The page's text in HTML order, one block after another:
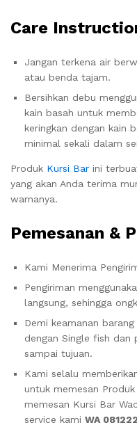
Care
Jangan terkena air
atau benda tajam.
Bersihkan debu
kain basah untuk
keringkan dengan kain
minimal sekali dalam
Produk Kursi Bar ini
yang akan Anda terima
warnanya.
Pemesanan &
Kami Menerima
Pengiriman
langsung, sehingga
Demi keamanan
dengan Single fish dan
sampai tujuan.
Kami selalu
untuk memesan Produk
memesan Kursi Bar
service kami WA